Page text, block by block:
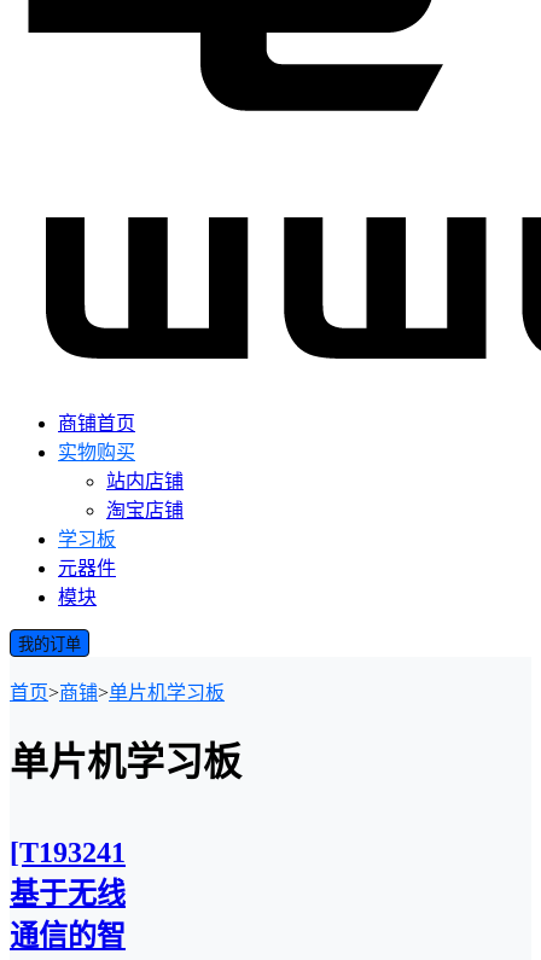
商铺首页
实物购买
站内店铺
淘宝店铺
学习板
元器件
模块
我的订单
首页>商铺>单片机学习板
单片机学习板
[T1932410M]
基于无线
通信的智